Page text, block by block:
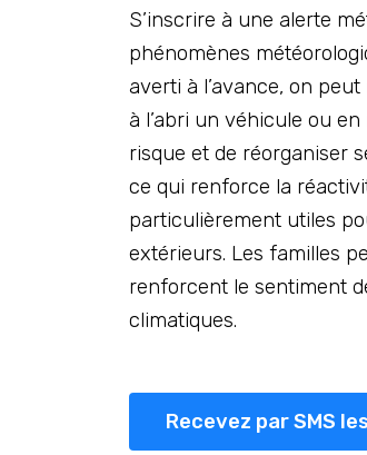
S’inscrire à une alerte
phénomènes
averti à l’avance, on
à l’abri un véhicule ou
risque et de réorganiser
ce qui renforce la
particulièrement utiles
extérieurs. Les familles
renforcent le sentiment
climatiques.
Recevez par SMS